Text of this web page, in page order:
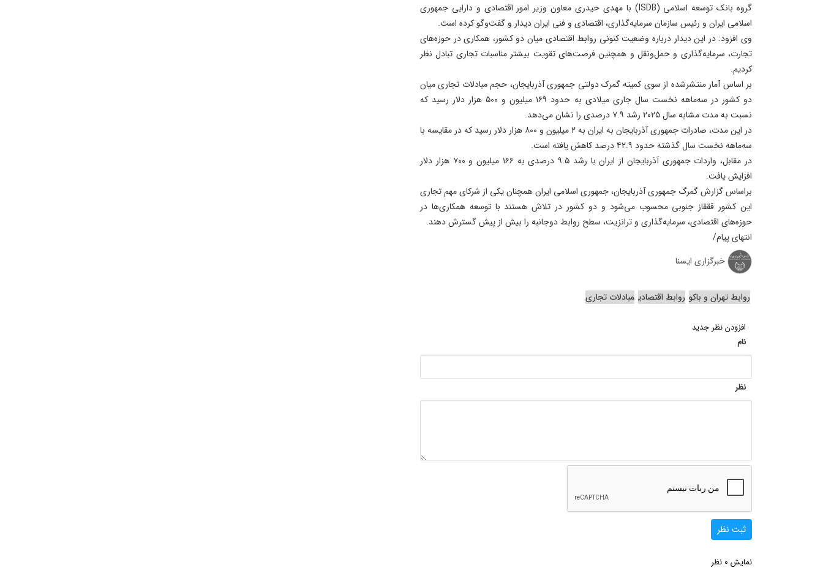
گروه بانک توسعه اسلامی (ISDB) با مهدی حیدری معاون وزیر امور اقتصادی و دارایی جمهوری
اسلامی ایران و رئیس سازمان سرمایه‌گذاری، اقتصادی و فنی ایران دیدار و گفت‌وگو کرده است.
وی افزود: در این دیدار درباره وضعیت کنونی روابط اقتصادی میان دو کشور، همکاری در حوزه‌های
تجارت، سرمایه‌گذاری و حمل‌ونقل و همچنین فرصت‌های تقویت بیشتر مناسبات تجاری تبادل نظر
کردیم.
بر اساس آمار منتشرشده از سوی کمیته گمرک دولتی جمهوری آذربایجان، حجم مبادلات تجاری میان
دو کشور در سه‌ماهه نخست سال جاری میلادی به حدود ۱۶۹ میلیون و ۵۰۰ هزار دلار رسید که
نسبت به مدت مشابه سال ۲۰۲۵ رشد ۷.۹ درصدی را نشان می‌دهد.
در این مدت، صادرات جمهوری آذربایجان به ایران به ۲ میلیون و ۸۰۰ هزار دلار رسید که در مقایسه با
سه‌ماهه نخست سال گذشته حدود ۴۲.۹ درصد کاهش یافته است.
در مقابل، واردات جمهوری آذربایجان از ایران با رشد ۹.۵ درصدی به ۱۶۶ میلیون و ۷۰۰ هزار دلار
افزایش یافت.
براساس گزارش گمرگ جمهوری آذربایجان، جمهوری اسلامی ایران همچنان یکی از شرکای مهم تجاری
این کشور قققاز جنوبی محسوب می‌شود و دو کشور در تلاش هستند با توسعه همکاری‌ها در
حوزه‌های اقتصادی، سرمایه‌گذاری و ترانزیت، سطح روابط دوجانبه را بیش از پیش گسترش دهند.
انتهای پیام/
خبرگزاری ایسنا
روابط تهران و باکو روابط اقتصادی مبادلات تجاری
افزودن نظر جدید
نام
نظر
ثبت نظر
نمایش 0 نظر